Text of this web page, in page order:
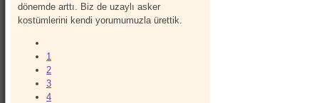
dönemde arttı. Biz de uzaylı asker
kostümlerini kendi yorumumuzla ürettik.
1
2
3
4